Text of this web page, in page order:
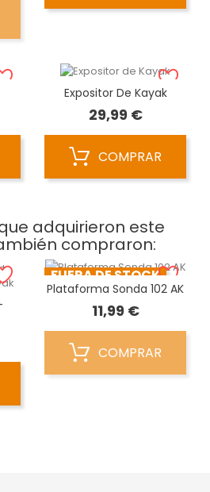
Expositor De Kayak
29,99 €Precio
COMPRAR
adquirieron este
compraron:
FUERA DE STOCK
Plataforma Sonda 102 AK
11,99 €Precio
COMPRAR